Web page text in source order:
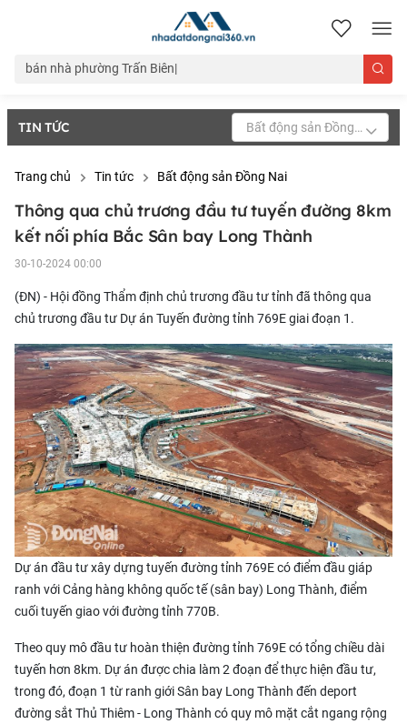
nhadatdongnai360.vn
TIN TỨC Bất động sản Đồng Nai
Trang chủ Tin tức Bất động sản Đồng Nai
Thông qua chủ trương đầu tư tuyến đường 8km
kết nối phía Bắc Sân bay Long Thành
30-10-2024 00:00
(ĐN) - Hội đồng Thẩm định chủ trương đầu tư tỉnh đã thông qua
chủ trương đầu tư Dự án Tuyến đường tỉnh 769E giai đoạn 1.
Dự án đầu tư xây dựng tuyến đường tỉnh 769E có điểm đầu giáp
ranh với Cảng hàng không quốc tế (sân bay) Long Thành, điểm
cuối tuyến giao với đường tỉnh 770B.
Theo quy mô đầu tư hoàn thiện đường tỉnh 769E có tổng chiều dài
tuyến hơn 8km. Dự án được chia làm 2 đoạn để thực hiện đầu tư,
trong đó, đoạn 1 từ ranh giớiSân bay Long Thành đến deport
đường sắt Thủ Thiêm - Long Thành có quy mô mặt cắt ngang rộng